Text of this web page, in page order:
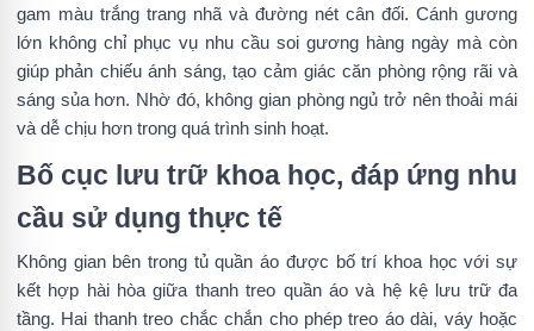
gam màu trắng trang nhã và đường nét cân đối. Cánh gương
lớn không chỉ phục vụ nhu cầu soi gương hàng ngày mà còn
giúp phản chiếu ánh sáng, tạo cảm giác căn phòng rộng rãi và
sáng sủa hơn. Nhờ đó, không gian phòng ngủ trở nên thoải mái
và dễ chịu hơn trong quá trình sinh hoạt.
Bố cục lưu trữ khoa học, đáp ứng nhu
cầu sử dụng thực tế
Không gian bên trong tủ quần áo được bố trí khoa học với sự
kết hợp hài hòa giữa thanh treo quần áo và hệ kệ lưu trữ đa
tầng. Hai thanh treo chắc chắn cho phép treo áo dài, váy hoặc